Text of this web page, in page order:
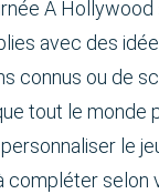
À
avec des
connus ou de
tout le monde
le
compléter selon